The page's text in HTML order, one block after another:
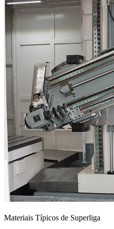
Materiais Típicos de Superliga